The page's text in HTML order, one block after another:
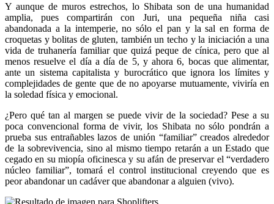
Y aunque de muros estrechos, lo Shibata son de una humanidad
amplia, pues compartirán con Juri, una pequeña niña casi
abandonada a la intemperie, no sólo el pan y la sal en forma de
croquetas y bolitas de gluten, también un techo y la iniciación a una
vida de truhanería familiar que quizá peque de cínica, pero que al
menos resuelve el día a día de 5, y ahora 6, bocas que alimentar,
ante un sistema capitalista y burocrático que ignora los límites y
complejidades de gente que de no apoyarse mutuamente, viviría en
la soledad física y emocional.
¿Pero qué tan al margen se puede vivir de la sociedad? Pese a su
poca convencional forma de vivir, los Shibata no sólo pondrán a
prueba sus entrañables lazos de unión “familiar” creados alrededor
de la sobrevivencia, sino al mismo tiempo retarán a un Estado que
cegado en su miopía oficinesca y su afán de preservar el “verdadero
núcleo familiar”, tomará el control institucional creyendo que es
peor abandonar un cadáver que abandonar a alguien (vivo).